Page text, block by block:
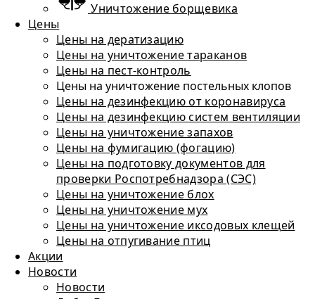
Уничтожение борщевика
Цены
Цены на дератизацию
Цены на уничтожение тараканов
Цены на пест-контроль
Цены на уничтожение постельных клопов
Цены на дезинфекцию от коронавируса
Цены на дезинфекцию систем вентиляции
Цены на уничтожение запахов
Цены на фумигацию (фогацию)
Цены на подготовку документов для
проверки Роспотребнадзора (СЭС)
Цены на уничтожение блох
Цены на уничтожение мух
Цены на уничтожение иксодовых клещей
Цены на отпугивание птиц
Акции
Новости
Новости